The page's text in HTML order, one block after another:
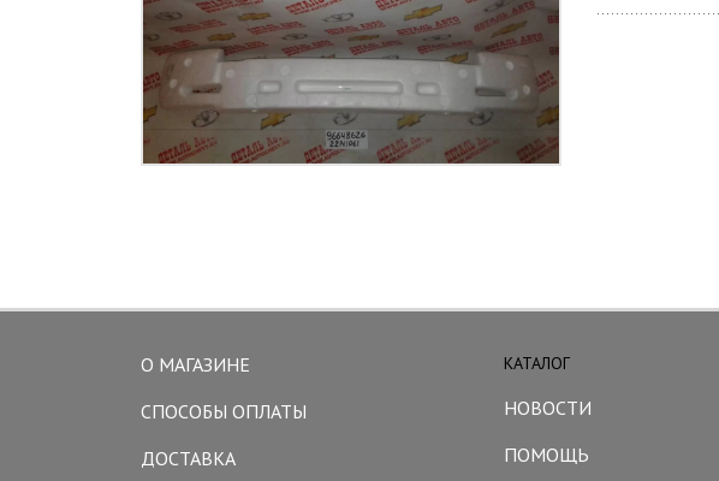
О МАГАЗИНЕ
СПОСОБЫ ОПЛАТЫ
ДОСТАВКА
КАТАЛОГ
НОВОСТИ
ПОМОЩЬ